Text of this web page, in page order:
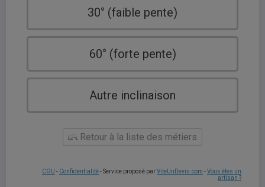
30° (faible pente)
60° (forte pente)
Autre inclinaison
Retour à la liste des métiers
CGU - Confidentialité- Service proposé parViteUnDevis.com -Vous êtes un
artisan ?